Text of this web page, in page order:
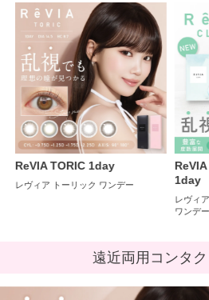
ReVIA CLEAR TORIC
1day
シーク
トーリ
遠近両用コンタ